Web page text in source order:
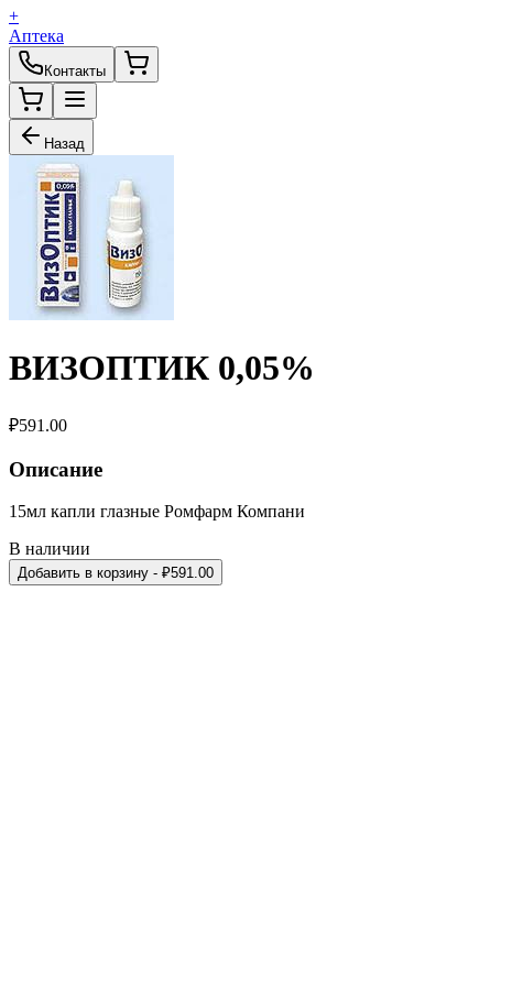
+
Аптека
Контакты
Назад
ВИЗОПТИК 0,05%
₽591.00
Описание
15мл капли глазные Ромфарм Компани
В наличии
Добавить в корзину - ₽591.00